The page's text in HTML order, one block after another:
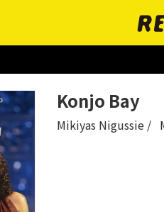
Konjo Bay
Mikiyas Nigussie